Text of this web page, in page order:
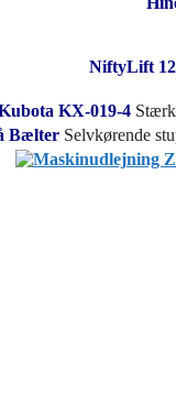
NiftyLift
KX-019-4
Bælter Selvkørende